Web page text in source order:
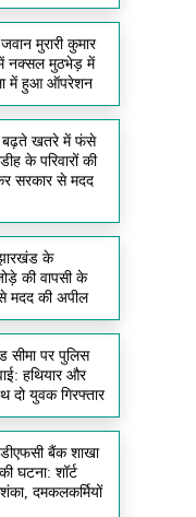
मुरारी कुमार
नक्सल मुठभेड़ में
में हुआ ऑपरेशन
बढ़ते खतरे में फंसे
के परिवारों की
सरकार से मदद
के
की वापसी के
मदद की अपील
सीमा पर पुलिस
हथियार और
दो युवक गिरफ्तार
बैंक शाखा
घटना: शॉर्ट
दमकलकर्मियों